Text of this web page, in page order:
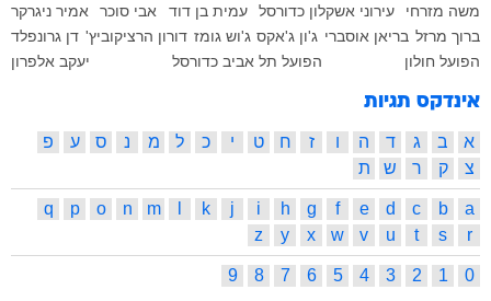
משה מזרחי
עירוני אשקלון כדורסל עמית בן דוד אבי סוכר
אמיר ניגרקר
ברוך מרזל בריאן אוסברי ג'ון ג'אקס ג'וש גומז דורון הרציקוביץ' דן גרונפלד
הפועל חולון
הפועל תל אביב כדורסל יעקב אלפרון
אינדקס תגיות
א ב ג ד ה ו ז ח ט י כ ל מ נ ס ע
פ
צ
ק ר ש ת
a
b
c
d
e
f
g
h
i
j
k
m
n
o
p
q
r
s
t
u
v
w
x
y
z
0
1
2
3
4
5
6
7
8
9